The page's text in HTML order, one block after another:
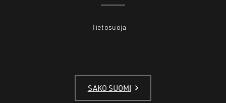
Tietosuoja
SAKO SUOMI